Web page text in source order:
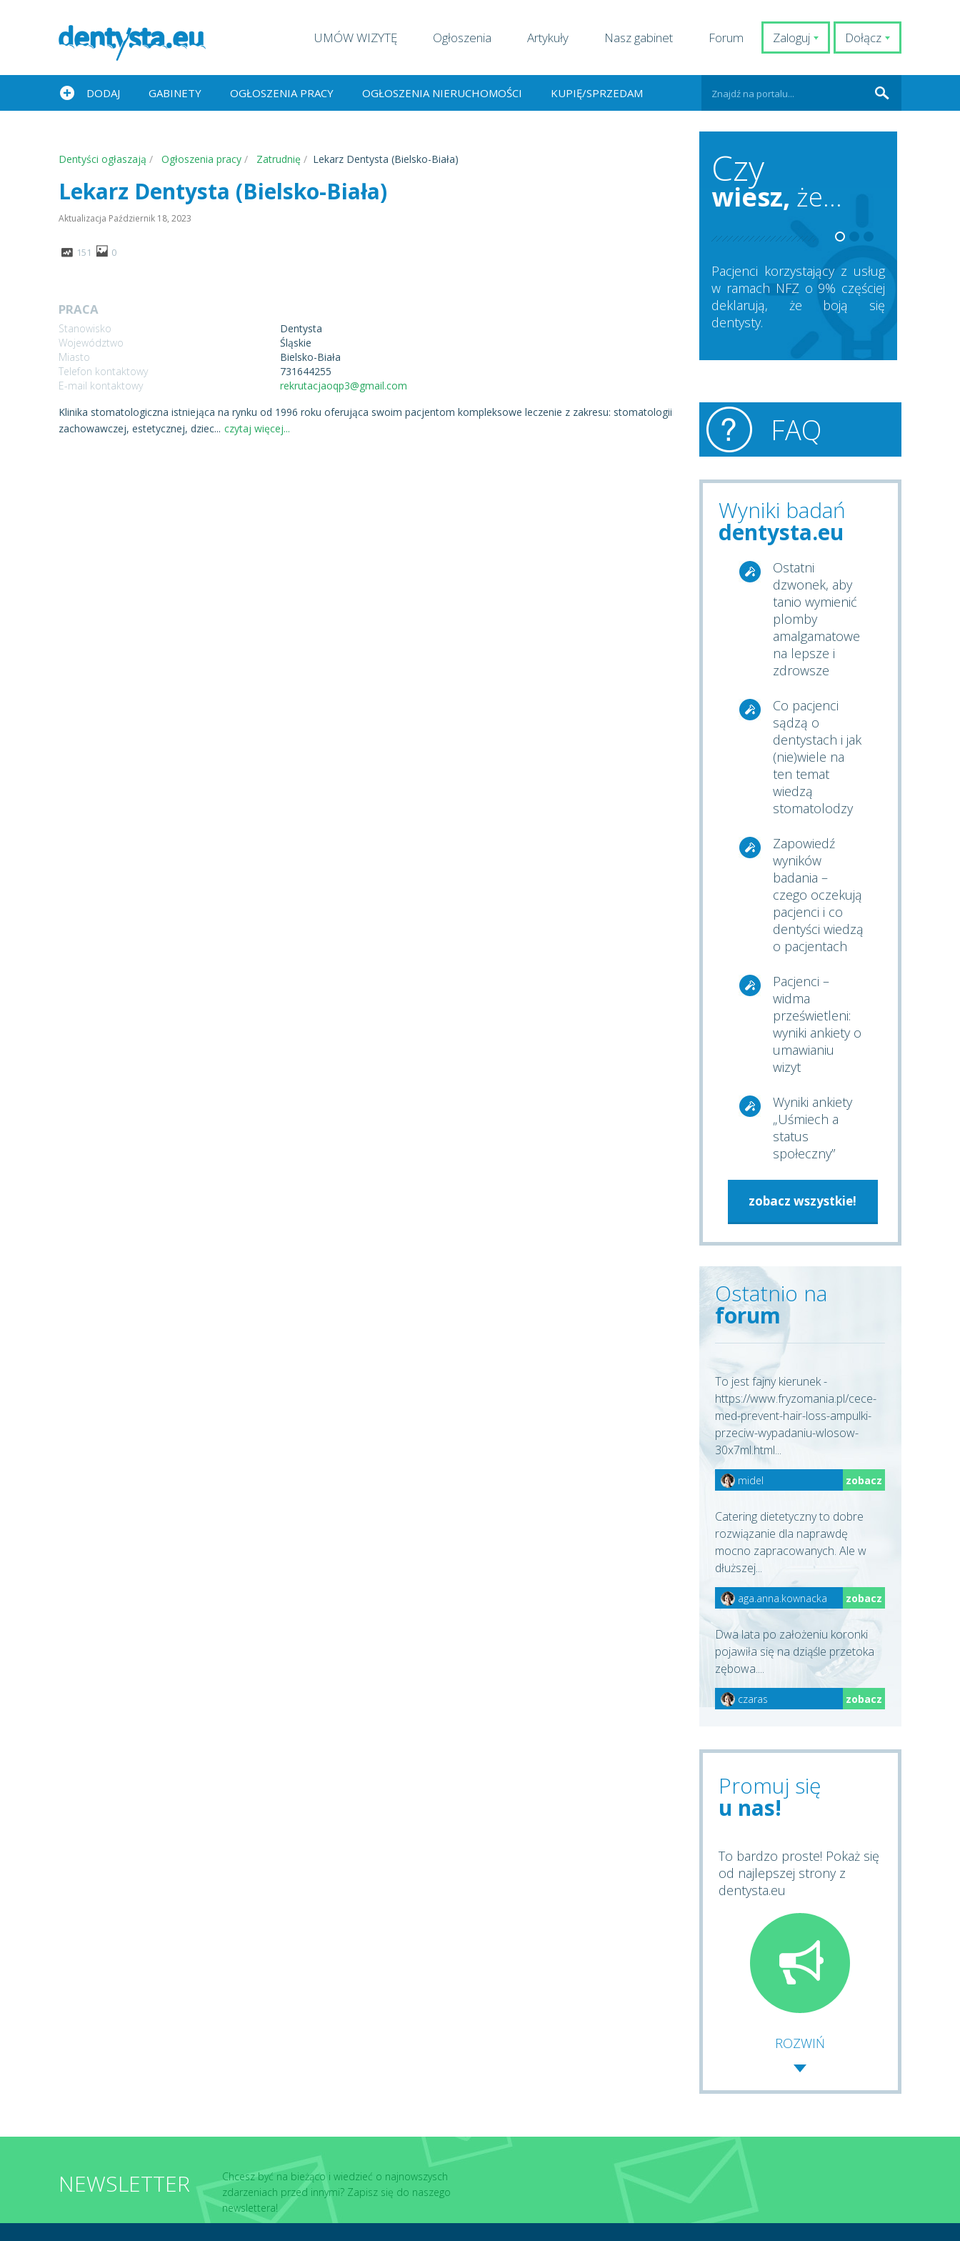
Dołącz
Zaloguj
UMÓW WIZYTĘ Ogłoszenia Artykuły Nasz gabinet Forum
DODAJ GABINETY OGŁOSZENIA PRACY OGŁOSZENIA NIERUCHOMOŚCI KUPIĘ/SPRZEDAM
Dentyści ogłaszają Ogłoszenia pracy Zatrudnię Lekarz Dentysta (Bielsko-Biała)
Lekarz Dentysta (Bielsko-Biała)
Aktualizacja Październik 18, 2023
151 0
PRACA
Stanowisko
Dentysta
Województwo
Śląskie
Miasto
Bielsko-Biała
Telefon kontaktowy
731644255
E-mail kontaktowy
rekrutacjaoqp3@gmail.com
Klinika stomatologiczna istniejąca na rynku od 1996 roku oferująca swoim pacjentom kompleksowe leczenie z zakresu: stomatologii
zachowawczej, estetycznej, dziec... czytaj więcej...
Czy
wiesz, że...
Pacjenci korzystający z usług
w ramach NFZ o 9% częściej
deklarują, że boją się
dentysty.
FAQ
Wyniki badań
dentysta.eu
Ostatni
dzwonek, aby
tanio wymienić
plomby
amalgamatowe
na lepsze i
zdrowsze
Co pacjenci
sądzą o
dentystach i jak
(nie)wiele na
ten temat
wiedzą
stomatolodzy
Zapowiedź
wyników
badania –
czego oczekują
pacjenci i co
dentyści wiedzą
o pacjentach
Pacjenci –
widma
prześwietleni:
wyniki ankiety o
umawianiu
wizyt
Wyniki ankiety
„Uśmiech a
status
społeczny”
zobacz wszystkie!
Ostatnio na
forum
To jest fajny kierunek -
https://www.fryzomania.pl/cece-
med-prevent-hair-loss-ampulki-
przeciw-wypadaniu-wlosow-
30x7ml.html...
midel zobacz
Catering dietetyczny to dobre
rozwiązanie dla naprawdę
mocno zapracowanych. Ale w
dłuższej...
aga.anna.kownacka zobacz
Dwa lata po założeniu koronki
pojawiła się na dziąśle przetoka
zębowa....
czaras zobacz
Promuj się
u nas!
To bardzo proste! Pokaż się
od najlepszej strony z
dentysta.eu
ROZWIŃ
NEWSLETTER
Chcesz być na bieżąco i wiedzieć o najnowszysch
zdarzeniach przed innymi? Zapisz się do naszego
newslettera!